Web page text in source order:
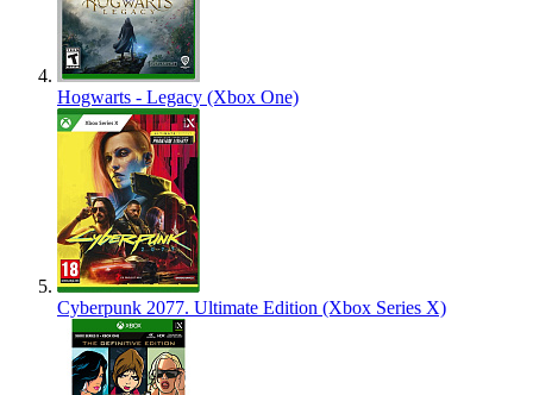
Hogwarts - Legacy (Xbox One)
Cyberpunk 2077. Ultimate Edition (Xbox Series X)